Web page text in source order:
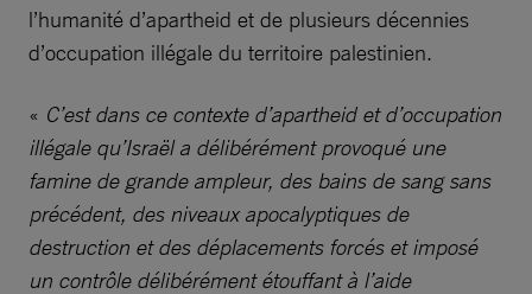
l’humanité d’apartheid et de plusieurs décennies
d’occupation illégale du territoire palestinien.
« C’est dans ce contexte d’apartheid et d’occupation
illégale qu’Israël a délibérément provoqué une
famine de grande ampleur, des bains de sang sans
précédent, des niveaux apocalyptiques de
destruction et des déplacements forcés et imposé
un contrôle délibérément étouffant à l’aide